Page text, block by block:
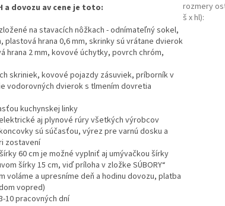
a dovozu av cene je toto:
na stavacích nôžkach - odnímateľný sokel,
plastová hrana 0,6 mm, skrinky sú vrátane dvierok
hrana 2 mm, kovové úchytky, povrch chróm,
skriniek, kovové pojazdy zásuviek, príborník v
vodorovných dvierok s tlmením dovretia
kuchynskej linky
aj plynové rúry všetkých výrobcov
sú súčasťou, výrez pre varnú dosku a
zostavení
60 cm je možné vyplniť aj umývačkou šírky
šírky 15 cm, viď príloha v zložke SÚBORY“
voláme a upresníme deň a hodinu dovozu, platba
vopred)
10 pracovných dní
rozmery
š x hl):